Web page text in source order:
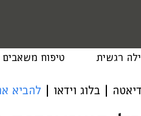
רגשית טיפוח משאבים
בלוג וידאו להביא